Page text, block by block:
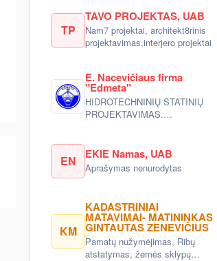
TP
TAVO PROJEKTAS, UAB
Nam7 projektai, architekt8rinis
projektavimas,interjero projektai
E. Nacevičiaus firma
"Edmeta"
HIDROTECHNINIŲ STATINIŲ
PROJEKTAVIMAS.
SISTEMŲ PROJEKTAVIMAS
(IŠORĖS).
EN EKIE Namas, UAB
Aprašymas nenurodytas
KM
KADASTRINIAI
MATAVIMAI- MATININKAS
GINTAUTAS ZENEVIČIUS
Pamatų nužymėjimas, Ribų
atstatymas, žemės sklypų